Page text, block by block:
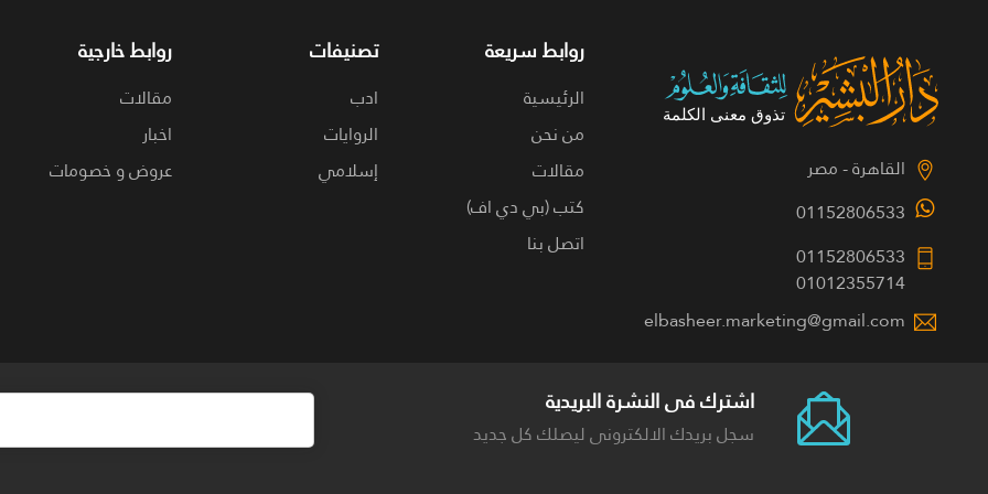
القاهرة - مصر
01152806533
01152806533
01012355714
elbasheer.marketing@gmail.com
روابط سريعة
الرئيسية
من نحن
مقالات
كتب (بي دي اف)
اتصل بنا
تصنيفات
ادب
الروايات
إسلامي
روابط خارجية
مقالات
اخبار
عروض و خصومات
اشترك فى النشرة البريدية
سجل بريدك الالكترونى ليصلك كل جديد